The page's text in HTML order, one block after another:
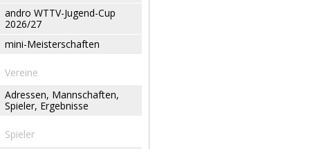
andro WTTV-Jugend-Cup
2026/27
mini-Meisterschaften
Vereine
Adressen, Mannschaften,
Spieler, Ergebnisse
Spieler